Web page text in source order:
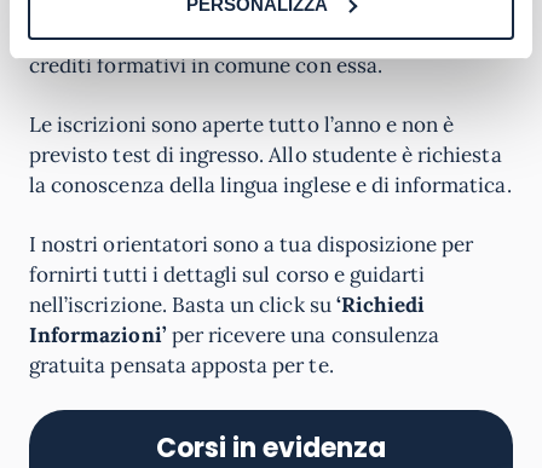
laurea devono avere comunque un minimo di
crediti formativi in comune con essa.
Le iscrizioni sono aperte tutto l’anno e non è
previsto test di ingresso. Allo studente è richiesta
la conoscenza della lingua inglese e di informatica.
I nostri orientatori sono a tua disposizione per
fornirti tutti i dettagli sul corso e guidarti
nell’iscrizione. Basta un click su‘Richiedi
Informazioni’per ricevere una consulenza
gratuita pensata apposta per te.
Corsi in evidenza